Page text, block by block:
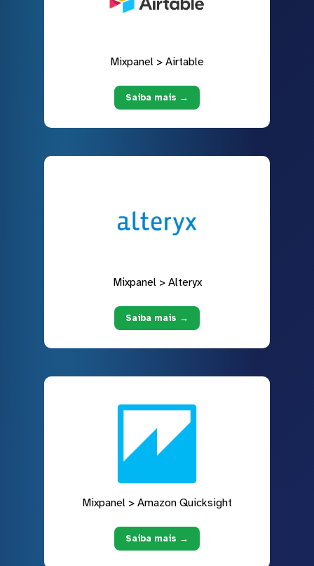
Mixpanel > Airtable
Saiba mais →
Mixpanel > Alteryx
Saiba mais →
Mixpanel > Amazon Quicksight
Saiba mais →